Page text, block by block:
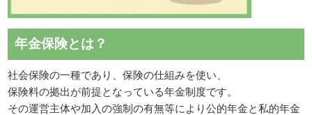
年金保険とは？
社会保険の一種であり、保険の仕組みを使い、
保険料の拠出が前提となっている年金制度です。
その運営主体や加入の強制の有無等により公的年金と私的年金